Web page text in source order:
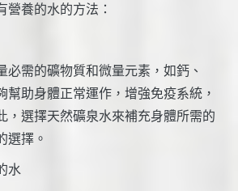
營養的水的方法：
必需的礦物質和微量元素，如鈣、
幫助身體正常運作，增強免疫系統，
，選擇天然礦泉水來補充身體所需的
選擇。
水